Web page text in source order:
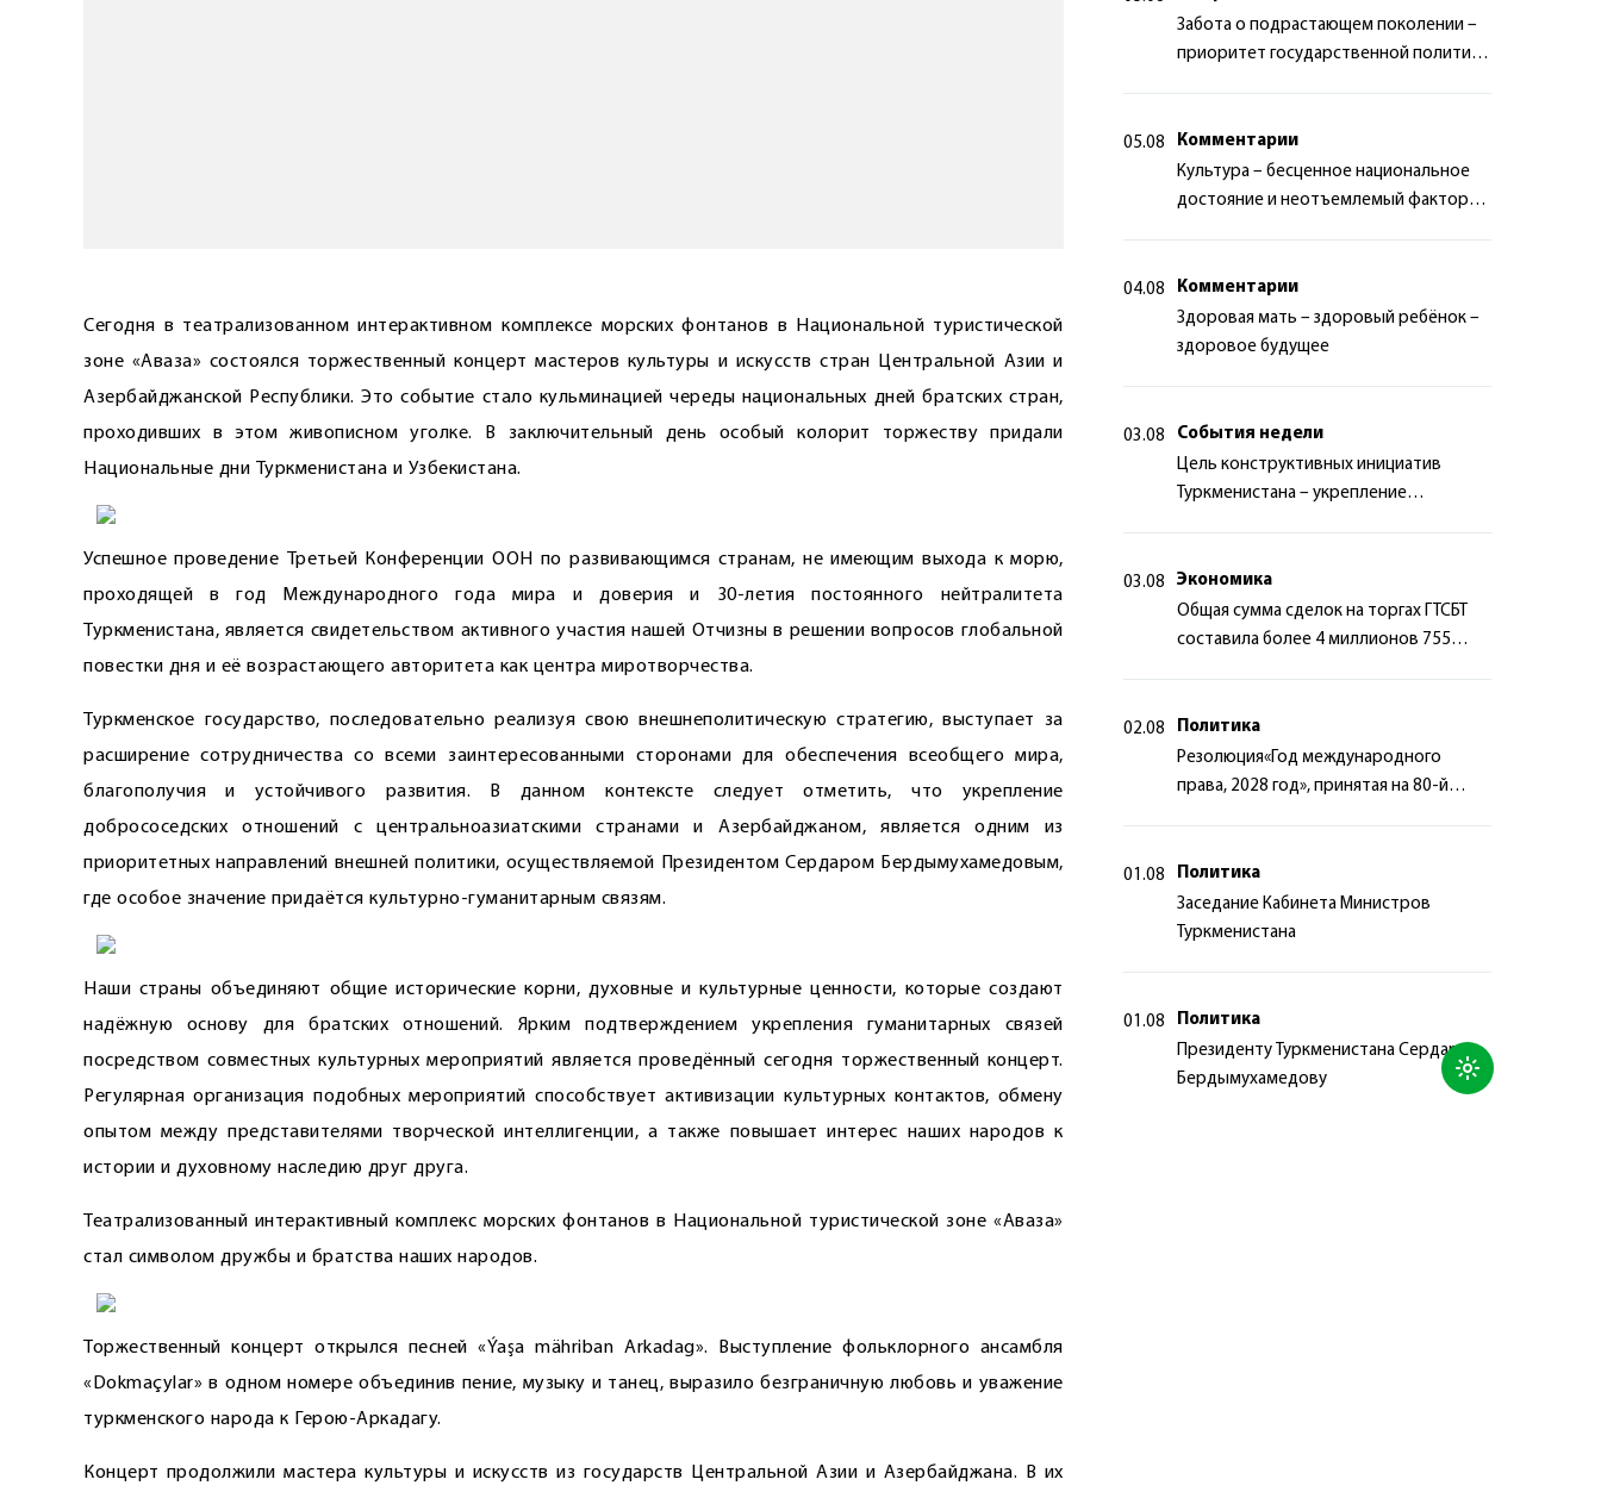
Сегодня в театрализованном интерактивном комплексе морских фонтанов в Национальной туристической
зоне «Аваза» состоялся торжественный концерт мастеров культуры и искусств стран Центральной Азии и
Азербайджанской Республики. Это событие стало кульминацией череды национальных дней братских стран,
проходивших в этом живописном уголке. В заключительный день особый колорит торжеству придали
Национальные дни Туркменистана и Узбекистана.
Успешное проведение Третьей Конференции ООН по развивающимся странам, не имеющим выхода к морю,
проходящей в год Международного года мира и доверия и 30-летия постоянного нейтралитета
Туркменистана, является свидетельством активного участия нашей Отчизны в решении вопросов глобальной
повестки дня и её возрастающего авторитета как центра миротворчества.
Туркменское государство, последовательно реализуя свою внешнеполитическую стратегию, выступает за
расширение сотрудничества со всеми заинтересованными сторонами для обеспечения всеобщего мира,
благополучия и устойчивого развития. В данном контексте следует отметить, что укрепление
добрососедских отношений с центральноазиатскими странами и Азербайджаном, является одним из
приоритетных направлений внешней политики, осуществляемой Президентом Сердаром Бердымухамедовым,
где особое значение придаётся культурно-гуманитарным связям.
Наши страны объединяют общие исторические корни, духовные и культурные ценности, которые создают
надёжную основу для братских отношений. Ярким подтверждением укрепления гуманитарных связей
посредством совместных культурных мероприятий является проведённый сегодня торжественный концерт.
Регулярная организация подобных мероприятий способствует активизации культурных контактов, обмену
опытом между представителями творческой интеллигенции, а также повышает интерес наших народов к
истории и духовному наследию друг друга.
Театрализованный интерактивный комплекс морских фонтанов в Национальной туристической зоне «Аваза»
стал символом дружбы и братства наших народов.
Торжественный концерт открылся песней «Ýaşa mähriban Arkadag». Выступление фольклорного ансамбля
«Dokmaçylar» в одном номере объединив пение, музыку и танец, выразило безграничную любовь и уважение
туркменского народа к Герою-Аркадагу.
Концерт продолжили мастера культуры и искусств из государств Центральной Азии и Азербайджана. В их
Забота о подрастающем поколении –
приоритет государственной политики
05.08
Комментарии
Культура – бесценное национальное
достояние и неотъемлемый фактор
04.08
Комментарии
Здоровая мать – здоровый ребёнок –
здоровое будущее
03.08
События недели
Цель конструктивных инициатив
Туркменистана – укрепление
03.08
Экономика
Общая сумма сделок на торгах ГТСБТ
составила более 4 миллионов 755
02.08
Политика
Резолюция«Год международного
права, 2028 год», принятая на 80-й
01.08
Политика
Заседание Кабинета Министров
Туркменистана
01.08
Политика
Президенту Туркменистана Сердару
Бердымухамедову